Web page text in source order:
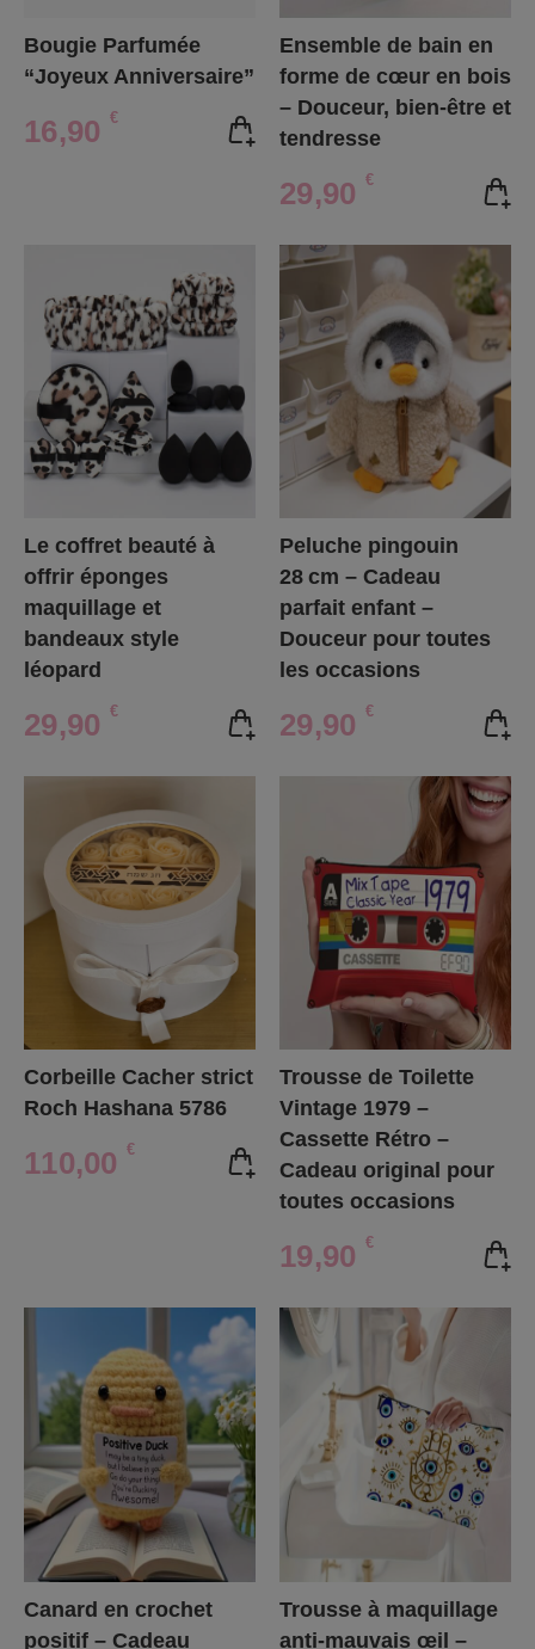
Bougie Parfumée
“Joyeux Anniversaire”
16,90 €
Ensemble de bain en
forme de cœur en bois
– Douceur, bien-être et
tendresse
29,90 €
Le coffret beauté à
offrir éponges
maquillage et
bandeaux style
léopard
29,90 €
Peluche pingouin
28 cm – Cadeau
parfait enfant –
Douceur pour toutes
les occasions
29,90 €
Corbeille Cacher strict
Roch Hashana 5786
110,00 €
Trousse de Toilette
Vintage 1979 –
Cassette Rétro –
Cadeau original pour
toutes occasions
19,90 €
Canard en crochet
positif – Cadeau
Trousse à maquillage
anti-mauvais œil –